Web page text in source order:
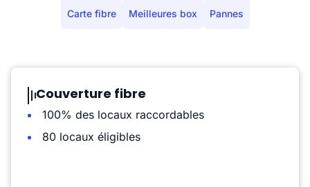
Carte fibre Meilleures box Pannes
Couverture fibre
100% des locaux raccordables
80 locaux éligibles